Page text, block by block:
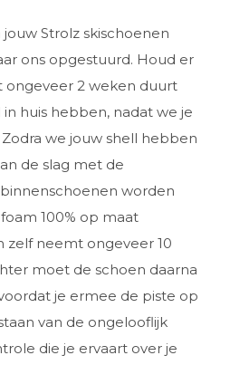
Strolz skischoenen
ons opgestuurd. Houd er
ongeveer 2 weken duurt
huis hebben, nadat we je
we jouw shell hebben
de slag met de
worden
100% op maat
zelf neemt ongeveer 10
moet de schoen daarna
je ermee de piste op
van de ongelooflijk
die je ervaart over je